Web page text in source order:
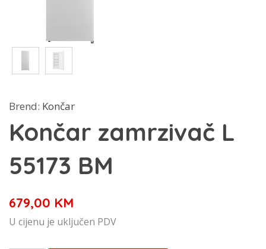
Brend: Končar
Končar zamrzivač L
55173 BM
679,00 KM
U cijenu je uključen PDV